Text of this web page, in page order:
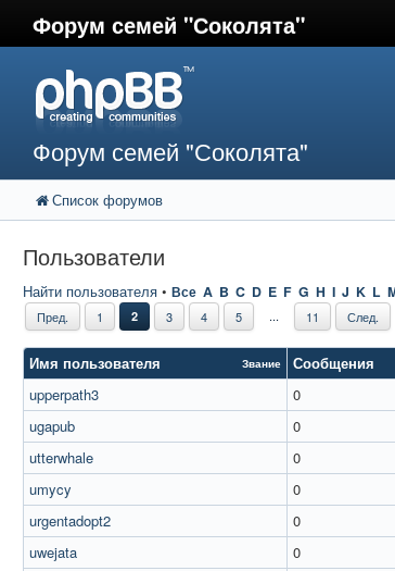
Форум семей "Соколята"
Форум семей "Соколята"
Список форумов
Пользователи
Найти пользователя • Все A B C D E F G H I J K L
Пред. 1 2 3 4 5 ... 11 След.
Имя пользователя Звание Сообщения
upperpath3
0
ugapub
0
utterwhale
0
umycy
0
urgentadopt2
0
uwejata
0